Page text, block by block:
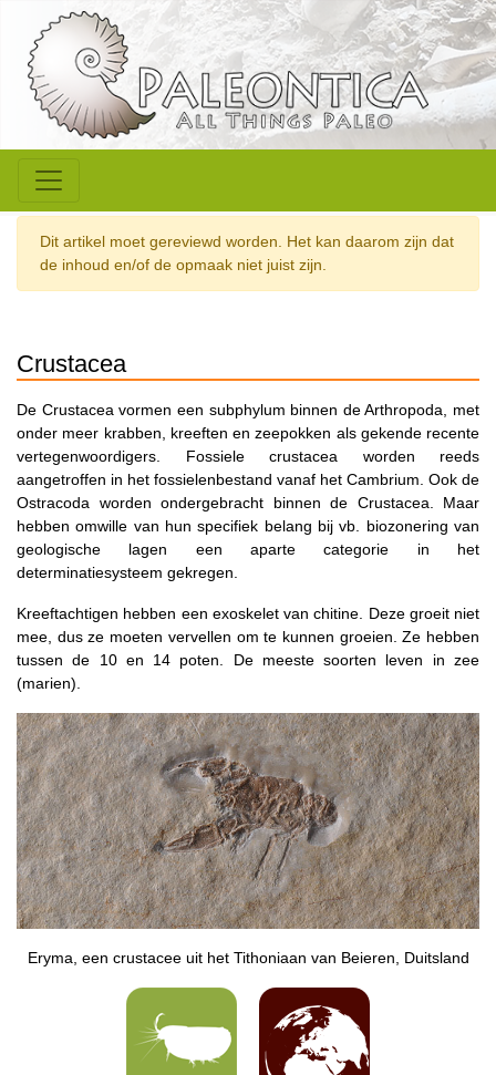
Dit artikel moet gereviewd worden. Het kan daarom zijn dat
de inhoud en/of de opmaak niet juist zijn.
Crustacea
De Crustacea vormen een subphylum binnen de Arthropoda, met
onder meer krabben, kreeften en zeepokken als gekende recente
vertegenwoordigers. Fossiele crustacea worden reeds
aangetroffen in het fossielenbestand vanaf het Cambrium. Ook de
Ostracoda worden ondergebracht binnen de Crustacea. Maar
hebben omwille van hun specifiek belang bij vb. biozonering van
geologische lagen een aparte categorie in het
determinatiesysteem gekregen.
Kreeftachtigen hebben een exoskelet van chitine. Deze groeit niet
mee, dus ze moeten vervellen om te kunnen groeien. Ze hebben
tussen de 10 en 14 poten. De meeste soorten leven in zee
(marien).
Eryma, een crustacee uit het Tithoniaan van Beieren, Duitsland